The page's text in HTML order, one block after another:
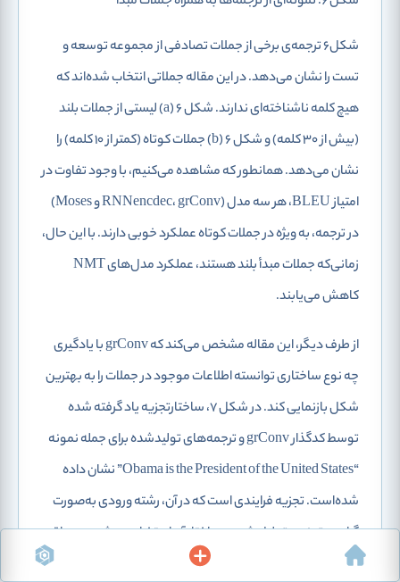
شکل6 ترجمه‌ی برخی از جملات تصادفی از مجموعه توسعه و
تست را نشان می‌دهد. در این مقاله جملاتی انتخاب شده‌اند که
هیچ کلمه‌ ناشناخته‌ای ندارند. شکل 6 (a) لیستی از جملات بلند
(بیش از 30 کلمه) و شکل 6 (b) جملات کوتاه (کمتر از 10 کلمه) را
نشان می‌دهد. همانطور که مشاهده می‌کنیم، با وجود تفاوت در
امتیاز BLEU، هر سه مدل (RNNencdec، grConv و Moses)
در ترجمه، به ویژه در جملات کوتاه عملکرد خوبی دارند. با این حال،
زمانی‌که جملات مبدأ بلند هستند، عملکرد مدل‌های NMT
کاهش می‌یابند.
از طرف دیگر، این مقاله مشخص می‌کند که grConv با یادگیری
چه نوع ساختاری توانسته اطلاعات موجود در جملات را به بهترین
شکل بازنمایی کند. در شکل 7، ساختارتجزیه یاد گرفته شده
توسط کدگذار grConv و ترجمه‌های تولیدشده برای جمله نمونه
“Obama is the President of the United States” نشان داده
شده‌است. تجزیه فرایندی است که در آن، رشته ورودی به‌صورت
گرامری تجزیه‌وتحلیل شده و ساختار آن استخراج می‌شود. در واقع